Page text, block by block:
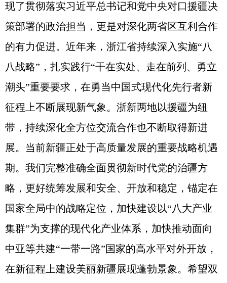
现了贯彻落实习近平总书记和党中央对口援疆决
策部署的政治担当，更是对深化两省区互利合作
的有力促进。近年来，浙江省持续深入实施“八
八战略”，扎实践行“干在实处、走在前列、勇立
潮头”重要要求，在勇当中国式现代化先行者新
征程上不断展现新气象。浙新两地以援疆为纽
带，持续深化全方位交流合作也不断取得新进
展。当前新疆正处于高质量发展的重要战略机遇
期。我们完整准确全面贯彻新时代党的治疆方
略，更好统筹发展和安全、开放和稳定，锚定在
国家全局中的战略定位，加快建设以“八大产业
集群”为支撑的现代化产业体系，加快推动面向
中亚等共建“一带一路”国家的高水平对外开放，
在新征程上建设美丽新疆展现蓬勃景象。希望双